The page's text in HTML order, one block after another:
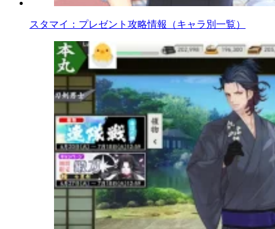
スタマイ：プレゼント攻略情報（キャラ別一覧）